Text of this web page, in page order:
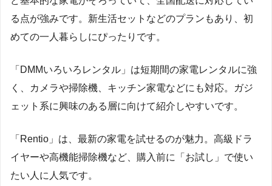
る点が強みです。新生活セットなどのプランもあり、初
めての一人暮らしにぴったりです。
「DMMいろいろレンタル」は短期間の家電レンタルに強
く、カメラや掃除機、キッチン家電などにも対応。ガジ
ェット系に興味のある層に向けて紹介しやすいです。
「Rentio」は、最新の家電を試せるのが魅力。高級ドラ
イヤーや高機能掃除機など、購入前に「お試し」で使い
たい人に人気です。